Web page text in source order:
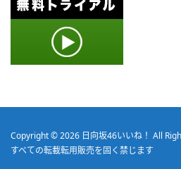
Copyright © 2026 日向坂46いいね！ All
すべての転載転用販売を固く禁じます